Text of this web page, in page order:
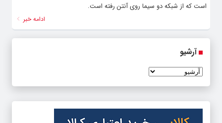
است که از شبکه دو سیما روی آنتن رفته است.
ادامه خبر
آرشیو